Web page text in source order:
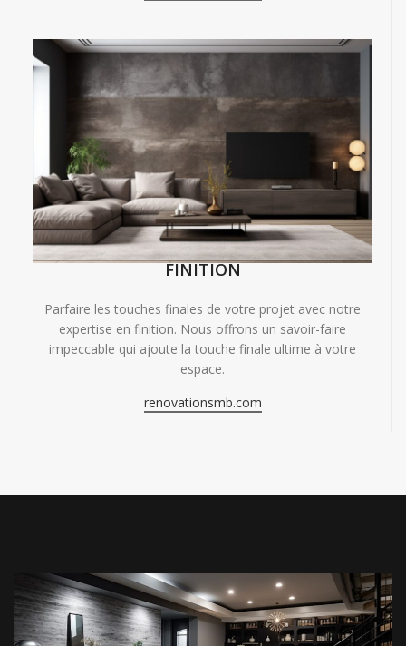
FINITION
Parfaire les touches finales de votre projet avec notre
expertise en finition. Nous offrons un savoir-faire
impeccable qui ajoute la touche finale ultime à votre
espace.
renovationsmb.com